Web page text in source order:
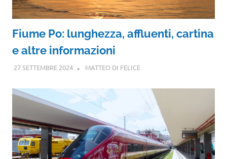
Fiume Po: lunghezza, affluenti, cartina
e altre informazioni
27 SETTEMBRE 2024 MATTEO DI FELICE